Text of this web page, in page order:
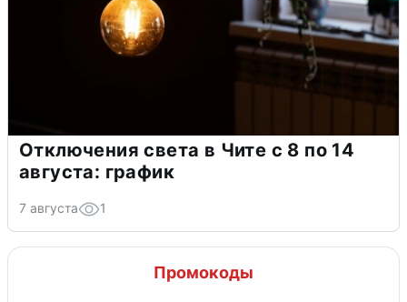
Отключения света в Чите с 8 по 14
августа: график
7 августа 1
Промокоды